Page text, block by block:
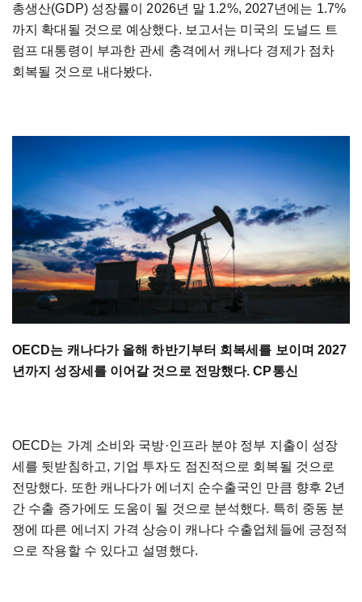
총생산(GDP) 성장률이 2026년 말 1.2%, 2027년에는 1.7%
까지 확대될 것으로 예상했다. 보고서는 미국의 도널드 트
럼프 대통령이 부과한 관세 충격에서 캐나다 경제가 점차
회복될 것으로 내다봤다.
OECD는 캐나다가 올해 하반기부터 회복세를 보이며 2027
년까지 성장세를 이어갈 것으로 전망했다. CP통신
OECD는 가계 소비와 국방·인프라 분야 정부 지출이 성장
세를 뒷받침하고, 기업 투자도 점진적으로 회복될 것으로
전망했다. 또한 캐나다가 에너지 순수출국인 만큼 향후 2년
간 수출 증가에도 도움이 될 것으로 분석했다. 특히 중동 분
쟁에 따른 에너지 가격 상승이 캐나다 수출업체들에 긍정적
으로 작용할 수 있다고 설명했다.